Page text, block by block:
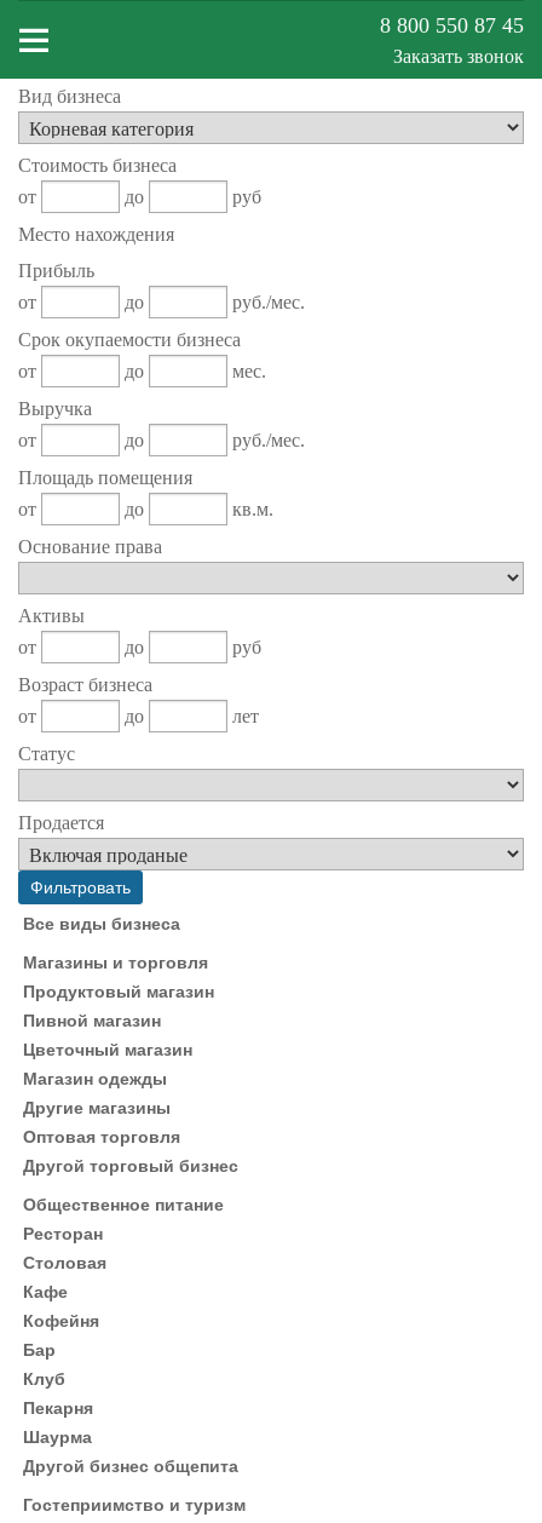
Меню
сайта
8 800 550 87 45
Заказать звонок
Вид бизнеса
Стоимость бизнеса
от
до
руб
Место нахождения
Прибыль
от
до
руб./мес.
Срок окупаемости бизнеса
от
до
мес.
Выручка
от
до
руб./мес.
Площадь помещения
от
до
кв.м.
Основание права
Активы
от
до
руб
Возраст бизнеса
от
до
лет
Статус
Продается
Все виды бизнеса
Магазины и торговля
Продуктовый магазин
Пивной магазин
Цветочный магазин
Магазин одежды
Другие магазины
Оптовая торговля
Другой торговый бизнес
Общественное питание
Ресторан
Столовая
Кафе
Кофейня
Бар
Клуб
Пекарня
Шаурма
Другой бизнес общепита
Гостеприимство и туризм